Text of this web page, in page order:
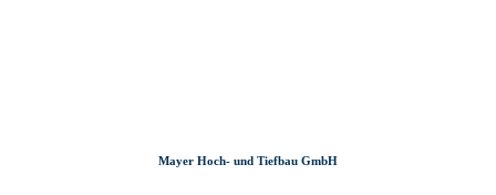
Mayer Hoch- und Tiefbau GmbH